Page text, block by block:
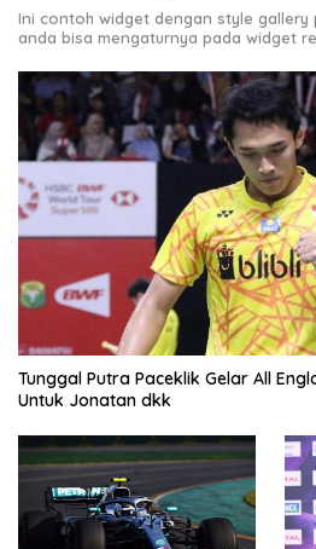
Ini contoh widget dengan style gallery
anda bisa mengaturnya pada widget
Tunggal Putra Paceklik Gelar All
Untuk Jonatan dkk